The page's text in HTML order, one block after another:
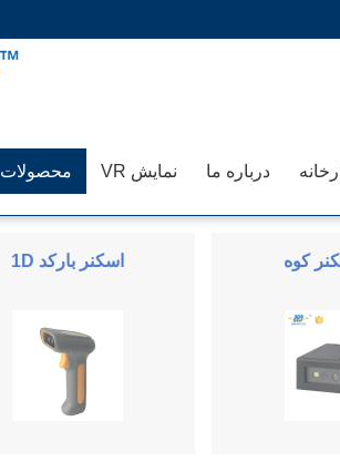
محصولات نمایش VR درباره ما
کوه اسکنر بارکد 1D